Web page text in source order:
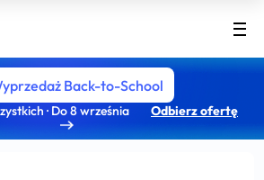
Back-to-School
· Do 8 września Odbierz ofertę